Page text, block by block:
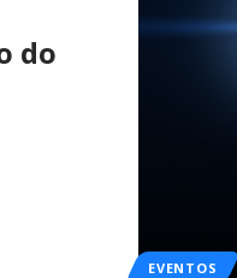
EVENTOS
do